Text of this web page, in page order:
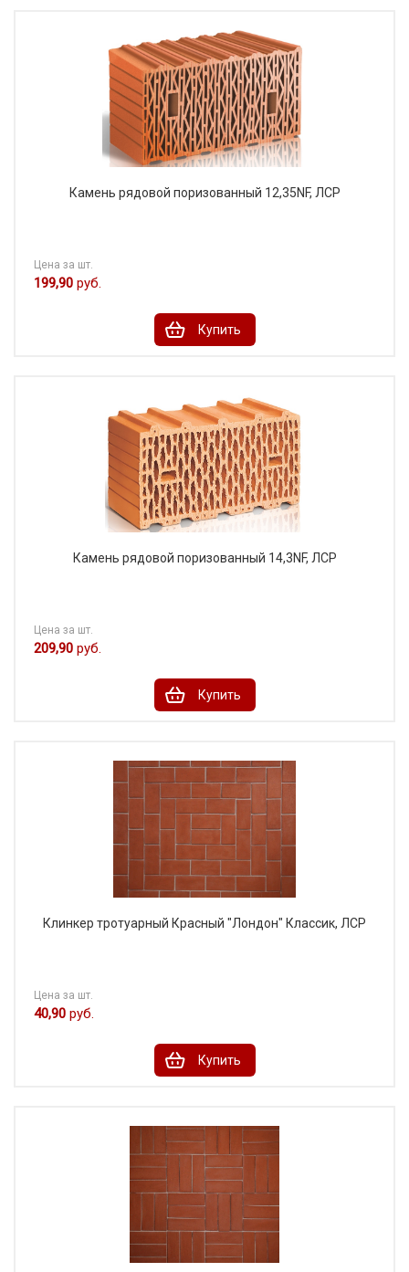
Камень рядовой поризованный 12,35NF, ЛСР
Цена за шт.
199,90 руб.
Купить
Камень рядовой поризованный 14,3NF, ЛСР
Цена за шт.
209,90 руб.
Купить
Клинкер тротуарный Красный "Лондон" Классик, ЛСР
Цена за шт.
40,90 руб.
Купить